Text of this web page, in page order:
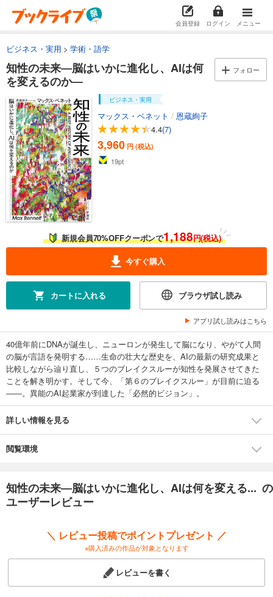
会員登録 ログイン メニュー
ビジネス・実用 学術・語学
知性の未来―脳はいかに進化し、AIは何
を変えるのか―
フォロー
ビジネス・実用
マックス・ベネット / 恩蔵絢子
4.4(7)
3,960 円 (税込)
19pt
新規会員70%OFFクーポンで1,188円(税込)
今すぐ購入
カートに入れる ブラウザ試し読み
アプリ試し読みはこちら
40億年前にDNAが誕生し、ニューロンが発生して脳になり、やがて人間
の脳が言語を発明する……生命の壮大な歴史を、AIの最新の研究成果と
比較しながら辿り直し、５つのブレイクスルーが知性を発展させてきた
ことを解き明かす。そして今、「第６のブレイクスルー」が目前に迫る
――。異能のAI起業家が到達した「必然的ビジョン」。
詳しい情報を見る
閲覧環境
知性の未来―脳はいかに進化し、AIは何を変える... の
ユーザーレビュー
＼ レビュー投稿でポイントプレゼント ／
※購入済みの作品が対象となります
レビューを書く